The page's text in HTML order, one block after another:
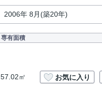
2006年 8月(築20年)
専有面積
57.02㎡ お気に入り